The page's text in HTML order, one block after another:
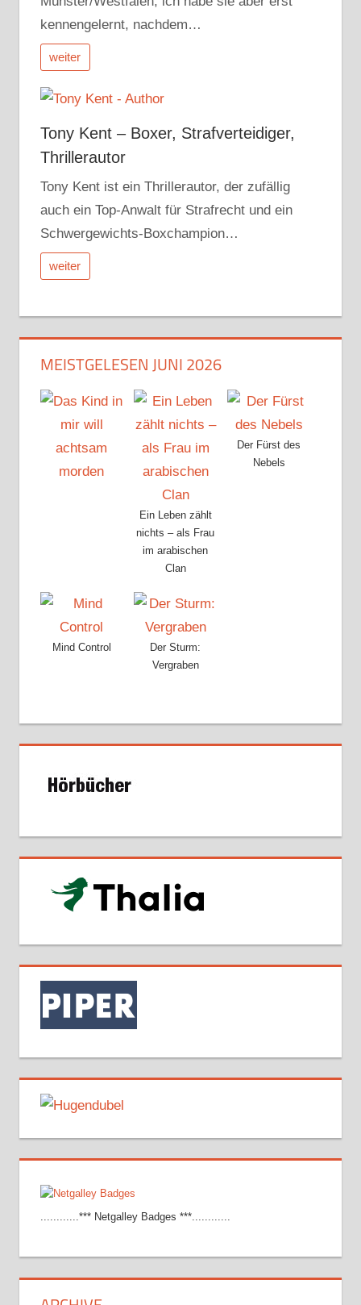
kennengelernt, nachdem…
weiter
Tony Kent – Boxer, Strafverteidiger,
Thrillerautor
Tony Kent ist ein Thrillerautor, der zufällig
auch ein Top-Anwalt für Strafrecht und ein
Schwergewichts-Boxchampion…
weiter
MEISTGELESEN JUNI 2026
Ein Leben zählt
nichts – als Frau
im arabischen
Clan
Der Fürst des
Nebels
Mind Control
Der Sturm:
Vergraben
............*** Netgalley Badges ***............